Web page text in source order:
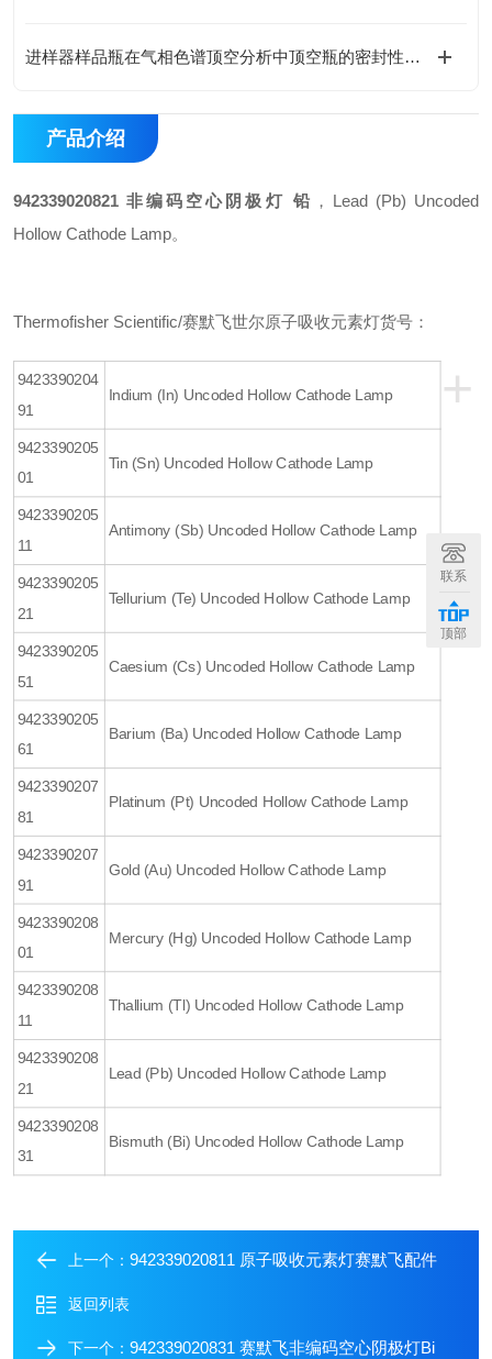
进样器样品瓶在气相色谱顶空分析中顶空瓶的密封性与耐压性测试
产品介绍
942339020821 非编码空心阴极灯 铅 ，Lead (Pb) Uncoded
Hollow Cathode Lamp。
Thermofisher Scientific/赛默飞世尔原子吸收元素灯货号：
+
9423390204
91
Indium (In) Uncoded Hollow Cathode Lamp
9423390205
01
Tin (Sn) Uncoded Hollow Cathode Lamp
9423390205
11
Antimony (Sb) Uncoded Hollow Cathode Lamp
9423390205
21
Tellurium (Te) Uncoded Hollow Cathode Lamp
9423390205
51
Caesium (Cs) Uncoded Hollow Cathode Lamp
9423390205
61
Barium (Ba) Uncoded Hollow Cathode Lamp
9423390207
81
Platinum (Pt) Uncoded Hollow Cathode Lamp
9423390207
91
Gold (Au) Uncoded Hollow Cathode Lamp
9423390208
01
Mercury (Hg) Uncoded Hollow Cathode Lamp
9423390208
11
Thallium (Tl) Uncoded Hollow Cathode Lamp
9423390208
21
Lead (Pb) Uncoded Hollow Cathode Lamp
9423390208
31
Bismuth (Bi) Uncoded Hollow Cathode Lamp
上一个： 942339020811 原子吸收元素灯赛默飞配件
返回列表
下一个： 942339020831 赛默飞非编码空心阴极灯Bi
联系
顶部